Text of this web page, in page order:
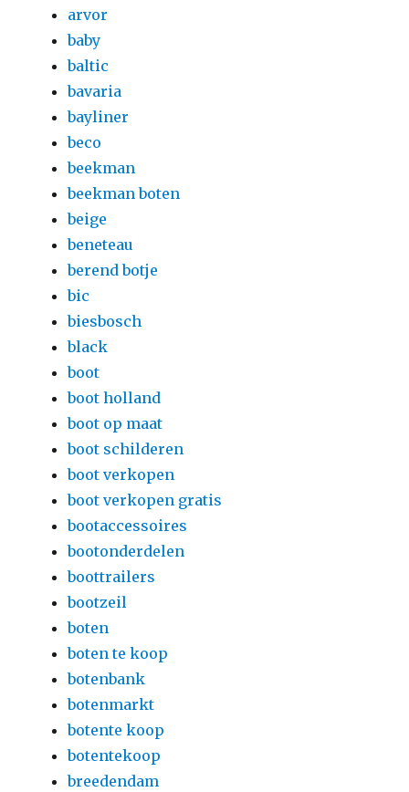
arvor
baby
baltic
bavaria
bayliner
beco
beekman
beekman boten
beige
beneteau
berend botje
bic
biesbosch
black
boot
boot holland
boot op maat
boot schilderen
boot verkopen
boot verkopen gratis
bootaccessoires
bootonderdelen
boottrailers
bootzeil
boten
boten te koop
botenbank
botenmarkt
botente koop
botentekoop
breedendam